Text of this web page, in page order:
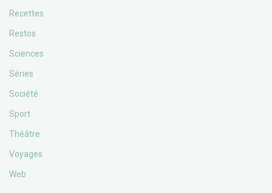
Recettes
Restos
Sciences
Séries
Société
Sport
Théâtre
Voyages
Web